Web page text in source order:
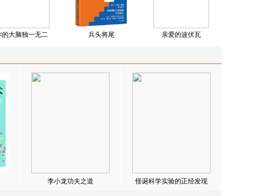
的大脑独一无二 兵头将尾 亲爱的波伏瓦
李小龙功夫之道 怪诞科学实验的正经发现